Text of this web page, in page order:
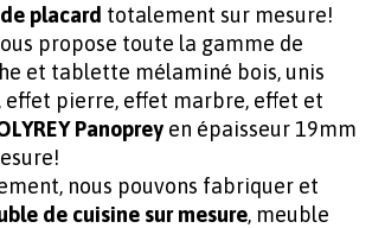
placard totalement sur mesure!
propose toute la gamme de
et tablette mélaminé bois, unis
effet pierre, effet marbre, effet et
Panoprey en épaisseur 19mm
nous pouvons fabriquer et
de cuisine sur mesure, meuble